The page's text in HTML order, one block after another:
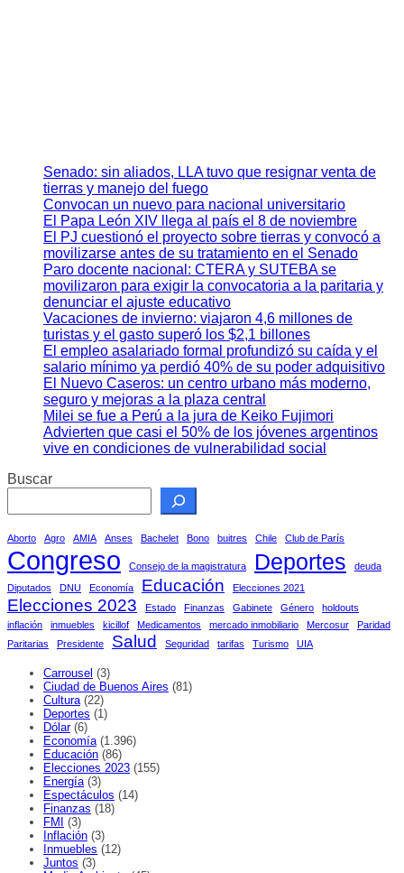
Senado: sin aliados, LLA tuvo que resignar venta de
tierras y manejo del fuego
Convocan un nuevo para nacional universitario
El Papa León XIV llega al país el 8 de noviembre
El PJ cuestionó el proyecto sobre tierras y convocó a
movilizarse antes de su tratamiento en el Senado
Paro docente nacional: CTERA y SUTEBA se
movilizaron para exigir la convocatoria a la paritaria y
denunciar el ajuste educativo
Vacaciones de invierno: viajaron 4,6 millones de
turistas y el gasto superó los $2,1 billones
El empleo asalariado formal profundizó su caída y el
salario mínimo ya perdió 40% de su poder adquisitivo
El Nuevo Caseros: un centro urbano más moderno,
seguro y mejoras a la plaza central
Milei se fue a Perú a la jura de Keiko Fujimori
Advierten que casi el 50% de los jóvenes argentinos
vive en condiciones de vulnerabilidad social
Buscar
Aborto Agro AMIA Anses Bachelet Bono buitres Chile Club de París
Congreso Consejo de la magistratura Deportes
deuda
Diputados
DNU Economía Educación Elecciones 2021
Elecciones 2023 Estado Finanzas Gabinete Género
holdouts
inflación
inmuebles kicillof Medicamentos mercado inmobiliario Mercosur
Paridad
Paritarias
Presidente Salud Seguridad tarifas Turismo UIA
Carrousel (3)
Ciudad de Buenos Aires (81)
Cultura (22)
Deportes (1)
Dólar(6)
Economía (1.396)
Educación (86)
Elecciones 2023 (155)
Energía (3)
Espectáculos (14)
Finanzas (18)
FMI
(3)
Inflación (3)
Inmuebles (12)
Juntos (3)